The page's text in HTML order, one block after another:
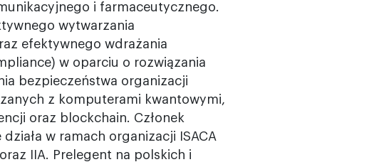
i farmaceutycznego.
wytwarzania
efektywnego wdrażania
w oparciu o rozwiązania
bezpieczeństwa organizacji
z komputerami kwantowymi,
oraz blockchain. Członek
w ramach organizacji ISACA
IIA. Prelegent na polskich i